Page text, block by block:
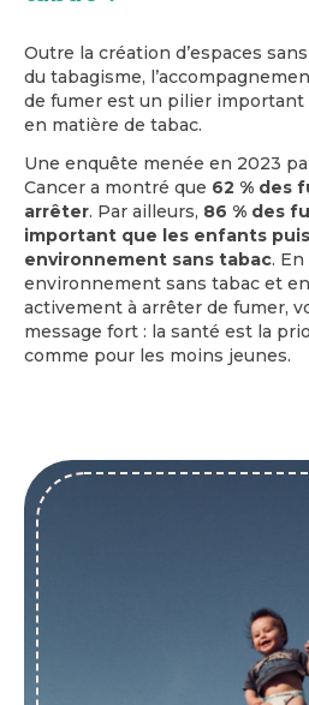
Outre la création d’espaces
du tabagisme,
de fumer est un pilier important
en matière de tabac.
Une enquête menée en 2023
Cancer a montré que 62 % des
arrêter. Par ailleurs, 86 % des
important que les enfants
environnement sans tabac.
environnement sans tabac et
activement à arrêter de fumer,
message fort : la santé est la
comme pour les moins jeunes.